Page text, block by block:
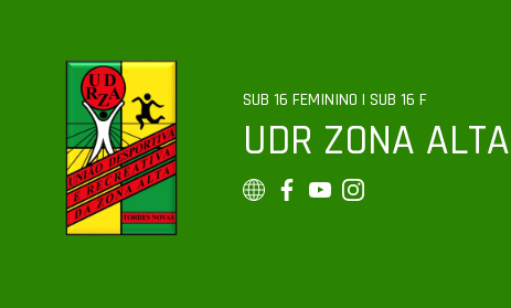
ASSOCIAÇÕES
CLUBES
AGENTES
AGENDA
SELEÇÕES
SUB 16 FEMININO | SUB 16 F
UDR ZONA ALTA